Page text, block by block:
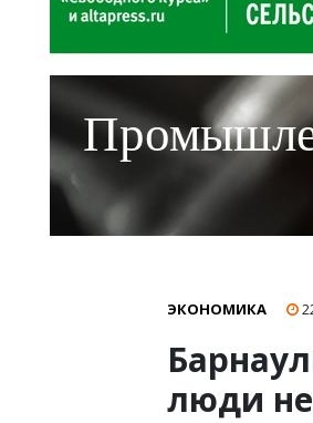
ЭКОНОМИКА
люди не